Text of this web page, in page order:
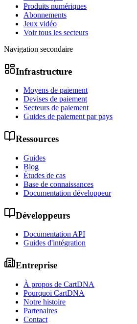
Produits numériques
Abonnements
Jeux vidéo
Voir tous les secteurs
Navigation secondaire
Infrastructure
Moyens de paiement
Devises de paiement
Secteurs de paiement
Guides de paiement par pays
Ressources
Guides
Blog
Études de cas
Base de connaissances
Documentation développeur
Développeurs
Documentation API
Guides d'intégration
Entreprise
À propos de CartDNA
Pourquoi CartDNA
Notre histoire
Partenaires
Contact